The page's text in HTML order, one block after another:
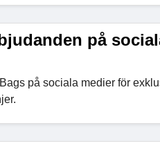
på
på sociala medier för